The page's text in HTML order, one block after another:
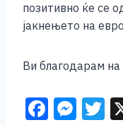
позитивно ќе се
јакнењето на
Ви благодарам
F M T